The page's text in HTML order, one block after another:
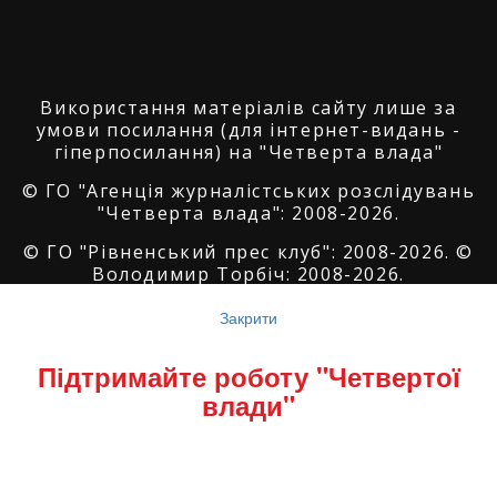
Використання матеріалів сайту лише за
умови посилання (для інтернет-видань -
гіперпосилання) на "Четверта влада"
© ГО "Агенція журналістських розслідувань
"Четверта влада": 2008-2026.
© ГО "Рівненський прес клуб": 2008-2026. ©
Володимир Торбіч: 2008-2026.
SoftGroup
Reserved
Закрити
Підтримайте роботу "Четвертої
влади"